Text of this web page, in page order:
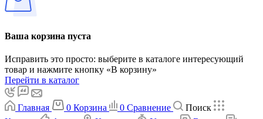
Ваша корзина пуста
Исправить это просто: выберите в каталоге интересующий
товар и нажмите кнопку «В корзину»
Перейти в каталог
Главная 0 Корзина 0 Сравнение
Поиск